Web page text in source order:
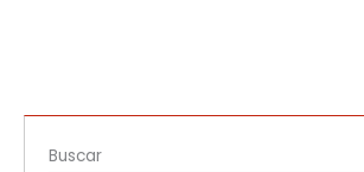
Buscar